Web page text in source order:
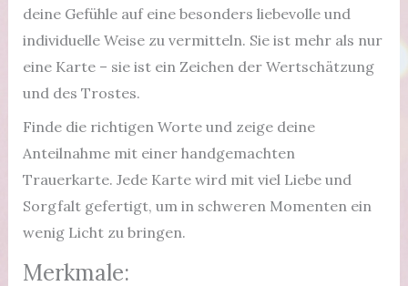
deine Gefühle auf eine besonders liebevolle und
individuelle Weise zu vermitteln. Sie ist mehr als nur
eine Karte – sie ist ein Zeichen der Wertschätzung
und des Trostes.
Finde die richtigen Worte und zeige deine
Anteilnahme mit einer handgemachten
Trauerkarte. Jede Karte wird mit viel Liebe und
Sorgfalt gefertigt, um in schweren Momenten ein
wenig Licht zu bringen.
Merkmale: